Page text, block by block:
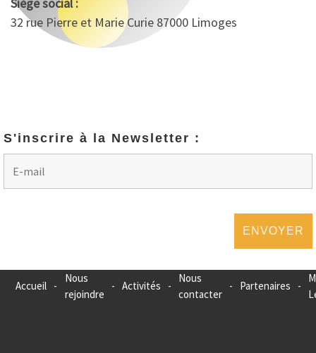
32 rue Pierre et Marie Curie 87000 Limoges
S'inscrire à la Newsletter :
Accueil -
Nous
rejoindre
- Activités -
Nous
contacter
- Partenaires -